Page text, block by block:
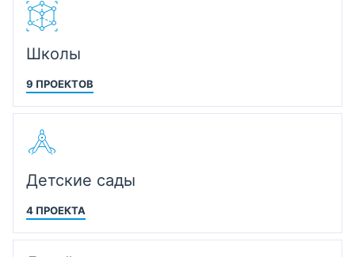
Школы
9 ПРОЕКТОВ
Детские сады
4 ПРОЕКТА